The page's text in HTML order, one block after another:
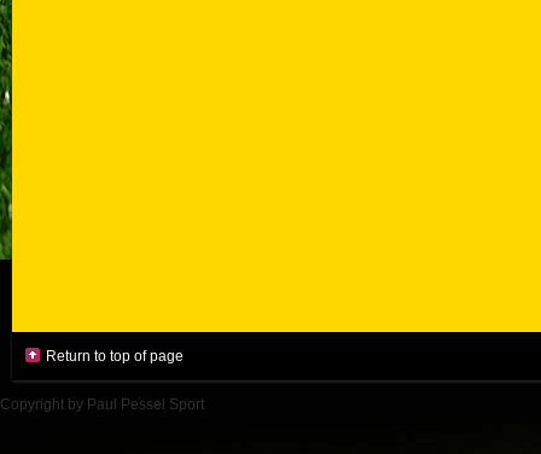
Return to top of page
Copyright by Paul Pessel Sport